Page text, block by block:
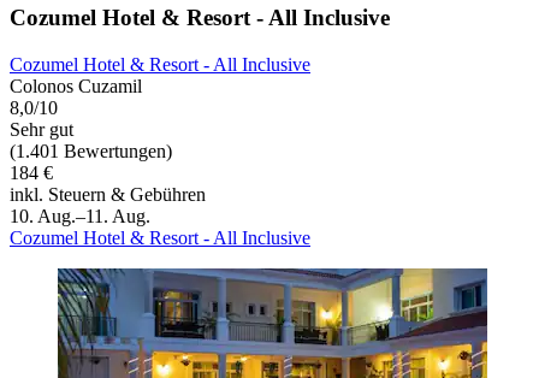
Cozumel Hotel & Resort - All Inclusive
Cozumel Hotel & Resort - All Inclusive
Colonos Cuzamil
8,0/10
Sehr gut
(1.401 Bewertungen)
184 €
inkl. Steuern & Gebühren
10. Aug.–11. Aug.
Cozumel Hotel & Resort - All Inclusive